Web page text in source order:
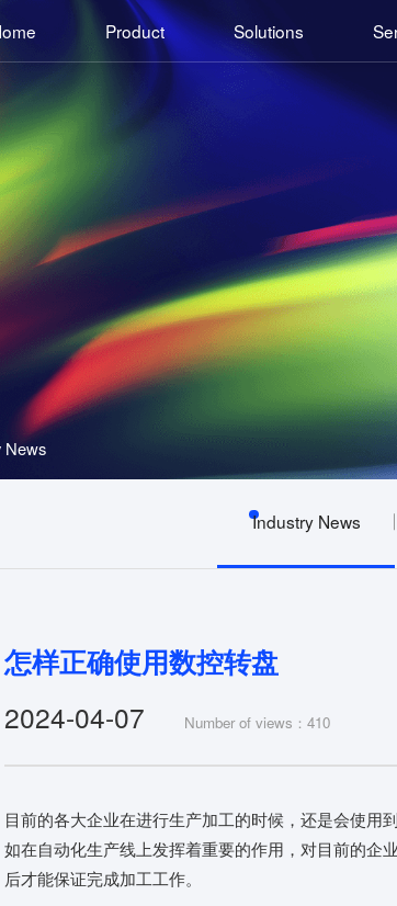
Product Solutions
News
Industry News
怎样正确使用数控转盘
2024-04-07 Number of views：410
目前的各大企业在进行生产加工的时候，还是会使用
如在自动化生产线上发挥着重要的作用，对目前的企
后才能保证完成加工工作。